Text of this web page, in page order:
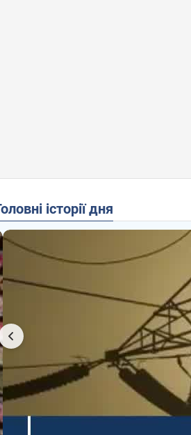
Головні історії дня